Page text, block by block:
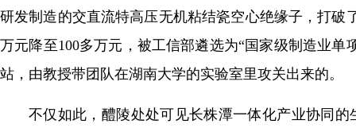
研发制造的交直流特高压无机粘结瓷空心绝缘子，打破
万元降至100多万元，被工信部遴选为“国家级制造业
站，由教授带团队在湖南大学的实验室里攻关出来的。
不仅如此，醴陵处处可见长株潭一体化产业协同